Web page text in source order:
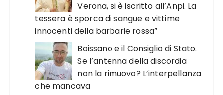
Verona, si è iscritto all’Anpi. La
tessera è sporca di sangue e vittime
innocenti della barbarie rossa”
Boissano e il Consiglio di Stato.
Se l’antenna della discordia
non la rimuovo? L’interpellanza
che mancava